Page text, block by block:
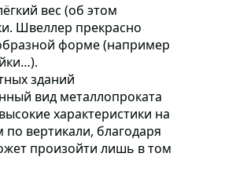
вес (об этом
Швеллер прекрасно
форме (например
зданий
вид металлопроката
характеристики на
по вертикали, благодаря
произойти лишь в том